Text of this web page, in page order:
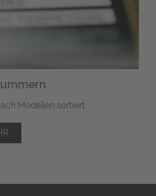
Modellen sortiert.